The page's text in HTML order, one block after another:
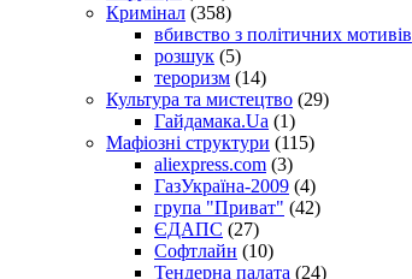
Кримінал (358)
вбивство з політичних мотивів
розшук (5)
тероризм (14)
Культура та мистецтво (29)
Гайдамака.Ua (1)
Мафіозні структури (115)
aliexpress.com (3)
ГазУкраїна-2009 (4)
група "Приват" (42)
ЄДАПС (27)
Софтлайн (10)
Тендерна палата (24)